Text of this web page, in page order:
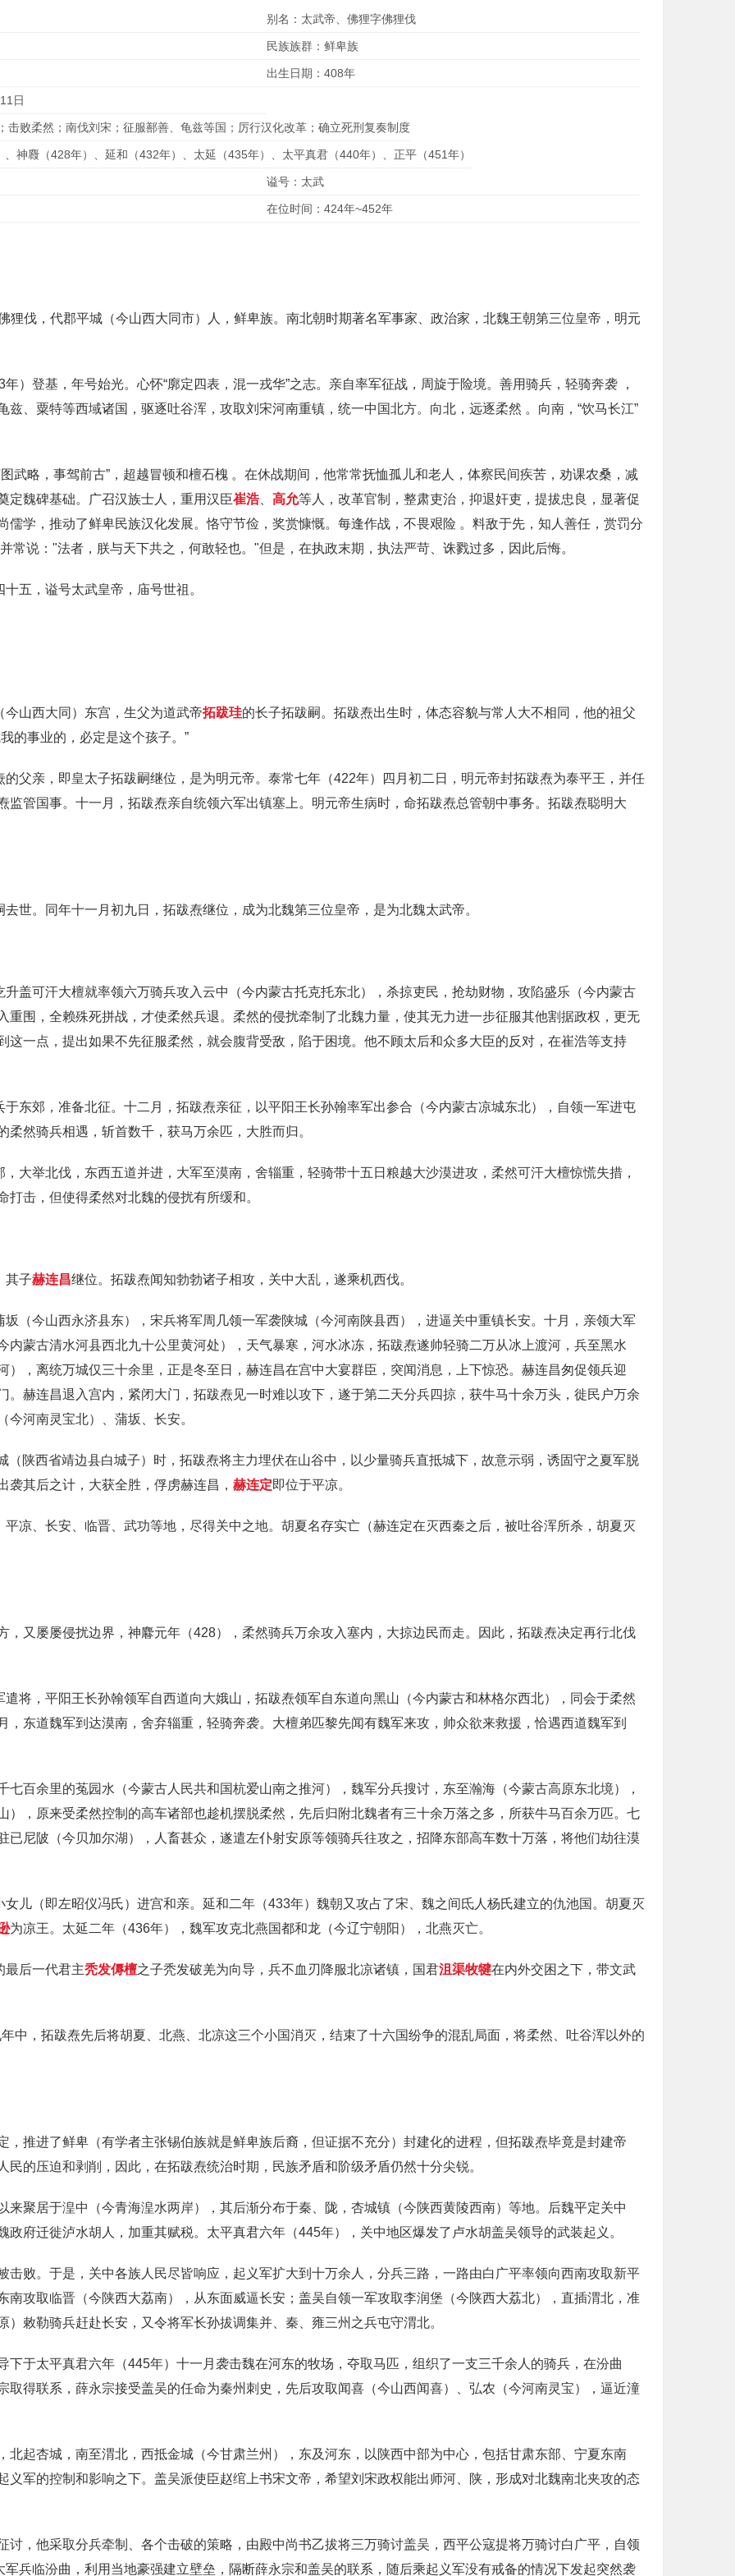
别名：太武帝、佛狸字佛狸伐
民族族群：鲜卑族
出生日期：408年
日
击败柔然；南伐刘宋；征服鄯善、龟兹等国；厉行汉化改革；确立死刑复奏制度
神麚（428年）、延和（432年）、太延（435年）、太平真君（440年）、正平（451年）
谥号：太武
在位时间：424年~452年
伐，代郡平城（今山西大同市）人，鲜卑族。南北朝时期著名军事家、政治家，北魏王朝第三位皇帝，明元
）登基，年号始光。心怀“廓定四表，混一戎华”之志。亲自率军征战，周旋于险境。善用骑兵，轻骑奔袭 ，
、粟特等西域诸国，驱逐吐谷浑，攻取刘宋河南重镇，统一中国北方。向北，远逐柔然 。向南，“饮马长江”
武略，事驾前古”，超越冒顿和檀石槐 。在休战期间，他常常抚恤孤儿和老人，体察民间疾苦，劝课农桑，减
定魏碑基础。广召汉族士人，重用汉臣崔浩、 高允等人，改革官制，整肃吏治，抑退奸吏，提拔忠良，显著促
儒学，推动了鲜卑民族汉化发展。恪守节俭，奖赏慷慨。每逢作战，不畏艰险 。料敌于先，知人善任，赏罚分
常说："法者，朕与天下共之，何敢轻也。"但是，在执政末期，执法严苛、诛戮过多，因此后悔。
五，谥号太武皇帝，庙号世祖。
山西大同）东宫，生父为道武帝拓跋珪的长子拓跋嗣。拓跋焘出生时，体态容貌与常人大不相同，他的祖父
的事业的，必定是这个孩子。”
父亲，即皇太子拓跋嗣继位，是为明元帝。泰常七年（422年）四月初二日，明元帝封拓跋焘为泰平王，并任
监管国事。十一月，拓跋焘亲自统领六军出镇塞上。明元帝生病时，命拓跋焘总管朝中事务。拓跋焘聪明大
世。同年十一月初九日，拓跋焘继位，成为北魏第三位皇帝，是为北魏太武帝。
盖可汗大檀就率领六万骑兵攻入云中（今内蒙古托克托东北），杀掠吏民，抢劫财物，攻陷盛乐（今内蒙古
重围，全赖殊死拼战，才使柔然兵退。柔然的侵扰牵制了北魏力量，使其无力进一步征服其他割据政权，更无
这一点，提出如果不先征服柔然，就会腹背受敌，陷于困境。他不顾太后和众多大臣的反对，在崔浩等支持
东郊，准备北征。十二月，拓跋焘亲征，以平阳王长孙翰率军出参合（今内蒙古凉城东北），自领一军进屯
然骑兵相遇，斩首数千，获马万余匹，大胜而归。
大举北伐，东西五道并进，大军至漠南，舍辎重，轻骑带十五日粮越大沙漠进攻，柔然可汗大檀惊慌失措，
击，但使得柔然对北魏的侵扰有所缓和。
其子赫连昌继位。拓跋焘闻知勃勃诸子相攻，关中大乱，遂乘机西伐。
（今山西永济县东），宋兵将军周几领一军袭陕城（今河南陕县西），进逼关中重镇长安。十月，亲领大军
内蒙古清水河县西北九十公里黄河处），天气暴寒，河水冰冻，拓跋焘遂帅轻骑二万从冰上渡河，兵至黑水
），离统万城仅三十余里，正是冬至日，赫连昌在宫中大宴群臣，突闻消息，上下惊恐。赫连昌匆促领兵迎
。赫连昌退入宫内，紧闭大门，拓跋焘见一时难以攻下，遂于第二天分兵四掠，获牛马十余万头，徙民户万余
河南灵宝北）、蒲坂、长安。
陕西省靖边县白城子）时，拓跋焘将主力埋伏在山谷中，以少量骑兵直抵城下，故意示弱，诱固守之夏军脱
其后之计，大获全胜，俘虏赫连昌， 赫连定即位于平凉。
凉、长安、临晋、武功等地，尽得关中之地。胡夏名存实亡（赫连定在灭西秦之后，被吐谷浑所杀，胡夏灭
，又屡屡侵扰边界，神麔元年（428），柔然骑兵万余攻入塞内，大掠边民而走。因此，拓跋焘决定再行北伐
将，平阳王长孙翰领军自西道向大娥山，拓跋焘领军自东道向黑山（今内蒙古和林格尔西北），同会于柔然
东道魏军到达漠南，舍弃辎重，轻骑奔袭。大檀弟匹黎先闻有魏军来攻，帅众欲来救援，恰遇西道魏军到
百余里的菟园水（今蒙古人民共和国杭爱山南之推河），魏军分兵搜讨，东至瀚海（今蒙古高原东北境），
），原来受柔然控制的高车诸部也趁机摆脱柔然，先后归附北魏者有三十余万落之多，所获牛马百余万匹。七
已尼陂（今贝加尔湖），人畜甚众，遂遣左仆射安原等领骑兵往攻之，招降东部高车数十万落，将他们劫往漠
女儿（即左昭仪冯氏）进宫和亲。延和二年（433年）魏朝又攻占了宋、魏之间氐人杨氏建立的仇池国。胡夏灭
为凉王。太延二年（436年），魏军攻克北燕国都和龙（今辽宁朝阳），北燕灭亡。
最后一代君主秃发傉檀之子秃发破羌为向导，兵不血刃降服北凉诸镇，国君沮渠牧犍在内外交困之下，带文武
中，拓跋焘先后将胡夏、北燕、北凉这三个小国消灭，结束了十六国纷争的混乱局面，将柔然、吐谷浑以外的
，推进了鲜卑（有学者主张锡伯族就是鲜卑族后裔，但证据不充分）封建化的进程，但拓跋焘毕竟是封建帝
的压迫和剥削，因此，在拓跋焘统治时期，民族矛盾和阶级矛盾仍然十分尖锐。
来聚居于湟中（今青海湟水两岸），其后渐分布于秦、陇，杏城镇（今陕西黄陵西南）等地。后魏平定关中
府迁徙泸水胡人，加重其赋税。太平真君六年（445年），关中地区爆发了卢水胡盖吴领导的武装起义。
击败。于是，关中各族人民尽皆响应，起义军扩大到十万余人，分兵三路，一路由白广平率领向西南攻取新平
南攻取临晋（今陕西大荔南），从东面威逼长安；盖吴自领一军攻取李润堡（今陕西大荔北），直插渭北，准
敕勒骑兵赶赴长安，又令将军长孙拔调集并、秦、雍三州之兵屯守渭北。
下于太平真君六年（445年）十一月袭击魏在河东的牧场，夺取马匹，组织了一支三千余人的骑兵，在汾曲
取得联系，薛永宗接受盖吴的任命为秦州刺史，先后攻取闻喜（今山西闻喜）、弘农（今河南灵宝），逼近潼
北起杏城，南至渭北，西抵金城（今甘肃兰州），东及河东，以陕西中部为中心，包括甘肃东部、宁夏东南
义军的控制和影响之下。盖吴派使臣赵绾上书宋文帝，希望刘宋政权能出师河、陕，形成对北魏南北夹攻的态
讨，他采取分兵牵制、各个击破的策略，由殿中尚书乙拔将三万骑讨盖吴，西平公寇提将万骑讨白广平，自领
兵临汾曲，利用当地豪强建立壁垒，隔断薛永宗和盖吴的联系，随后乘起义军没有戒备的情况下发起突然袭